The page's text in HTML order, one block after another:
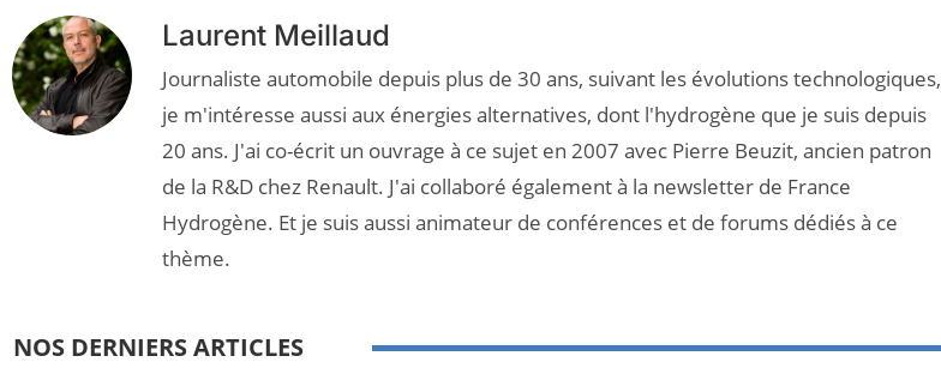
Laurent Meillaud
Journaliste automobile depuis plus de 30 ans, suivant les évolutions technologiques,
je m'intéresse aussi aux énergies alternatives, dont l'hydrogène que je suis depuis
20 ans. J'ai co-écrit un ouvrage à ce sujet en 2007 avec Pierre Beuzit, ancien patron
de la R&D chez Renault. J'ai collaboré également à la newsletter de France
Hydrogène. Et je suis aussi animateur de conférences et de forums dédiés à ce
thème.
NOS DERNIERS ARTICLES